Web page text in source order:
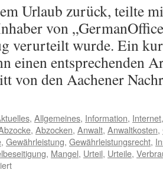
Urlaub zurück, teilte
von
verurteilt wurde. Ein
einen entsprechenden
von den Aachener
, Allgemeines, Information, Internet
, Abzocken, Anwalt, Anwaltkosten,
, Gewährleistung, Gewährleistungsrecht,
, Mangel, Urteil, Urteile,